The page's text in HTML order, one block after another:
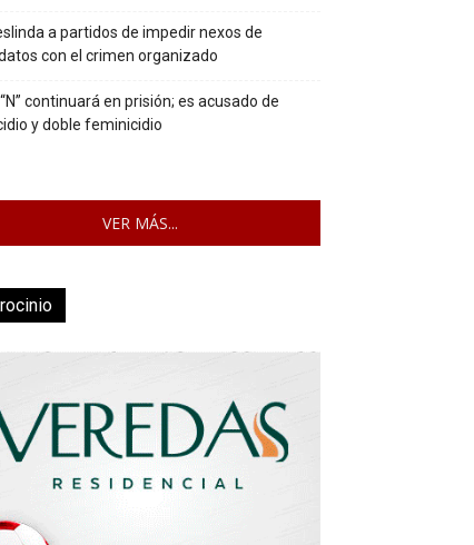
a partidos de impedir nexos de
con el crimen organizado
continuará en prisión; es acusado de
y doble feminicidio
VER MÁS...